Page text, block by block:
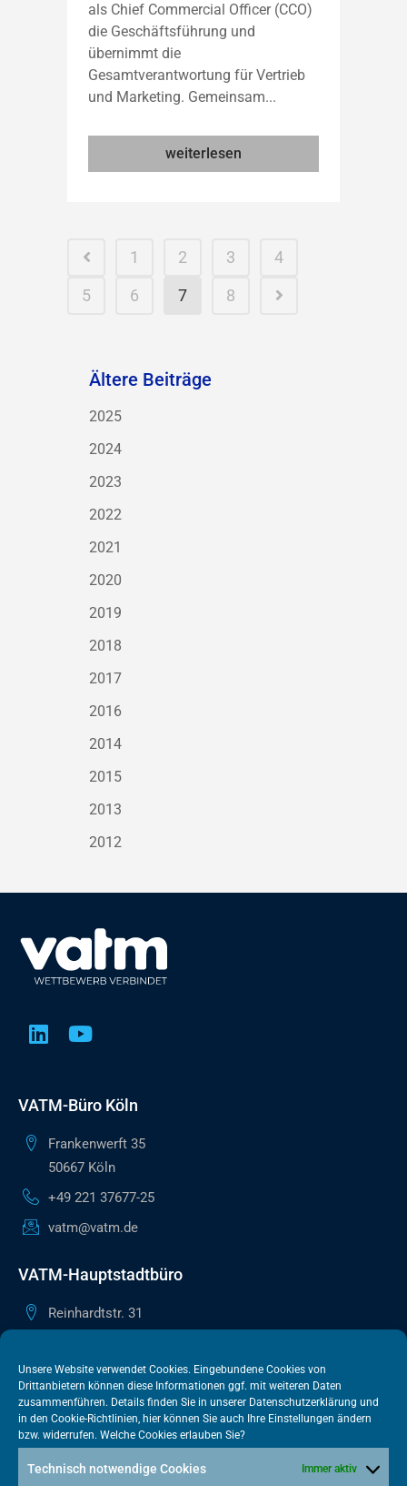
Unsere Website verwendet Cookies. Eingebundene Cookies von
Drittanbietern können diese Informationen ggf. mit weiteren Daten
zusammenführen. Details finden Sie in unserer Datenschutzerklärung und
in den Cookie-Richtlinien, hier können Sie auch Ihre Einstellungen ändern
bzw. widerrufen. Welche Cookies erlauben Sie?
Technisch notwendige Cookies Immer aktiv
als Chief Commercial Officer (CCO)
die Geschäftsführung und
übernimmt die
Gesamtverantwortung für Vertrieb
und Marketing. Gemeinsam...
weiterlesen
1 2 3
4
5
6 7 8
Ältere Beiträge
2025
2024
2023
2022
2021
2020
2019
2018
2017
2016
2014
2015
2013
2012
VATM-Büro Köln
Frankenwerft 35
50667 Köln
+49 221 37677-25
vatm@vatm.de
VATM-Hauptstadtbüro
Reinhardtstr. 31
+49 30 505615-38
berlin@vatm.de
VATM-Büro Brüssel